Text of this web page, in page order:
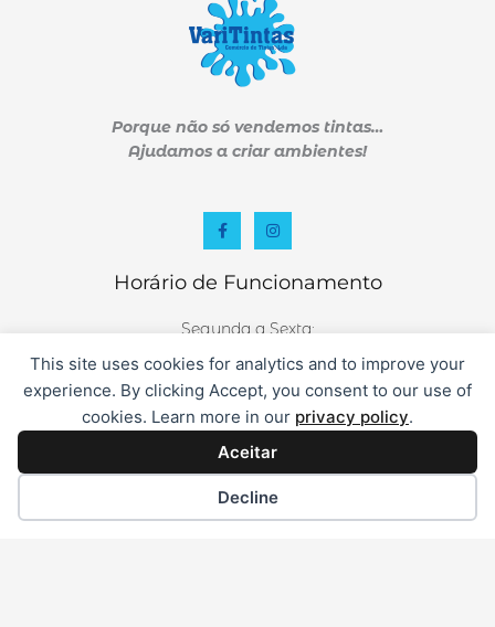
This site uses cookies for analytics and to improve your
experience. By clicking Accept, you consent to our use of
cookies. Learn more in our privacy policy.
Aceitar
Decline
Porque não só vendemos tintas…
Ajudamos a criar ambientes!
F
a
c
b
o
k
f
I
n
s
a
g
a
Horário de Funcionamento
Segunda a Sexta:
08.30- 13.00 / 14.30-19.00
Sábado:
09.00- 13.00
VARITINTAS - Massamá
Rua D. Dulce de Aragão nº15 lj. A